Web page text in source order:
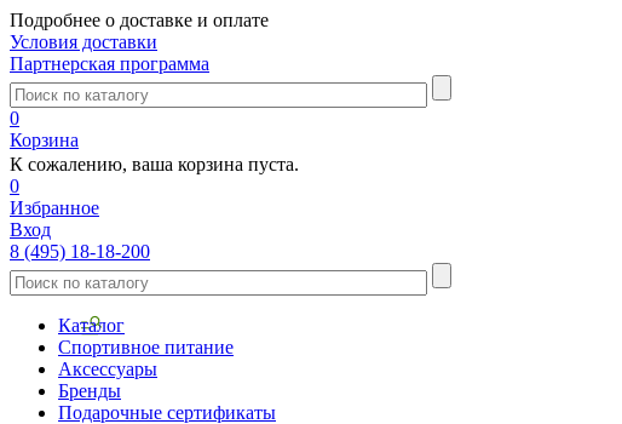
Подробнее о доставке и оплате
Условия доставки
Партнерская программа
0
Корзина
К сожалению, ваша корзина пуста.
0
Избранное
Вход
8 (495) 18-18-200
Каталог
Спортивное питание
Аксессуары
Бренды
Подарочные сертификаты